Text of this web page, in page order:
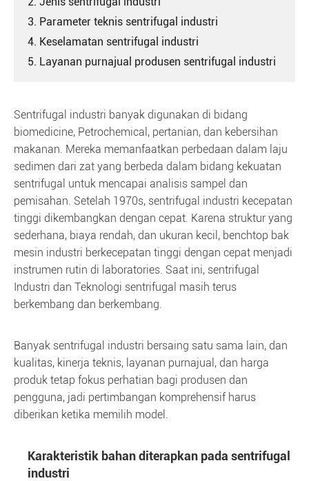
3. Parameter teknis sentrifugal industri
4. Keselamatan sentrifugal industri
5. Layanan purnajual produsen sentrifugal industri
Sentrifugal industri banyak digunakan di bidang
biomedicine, Petrochemical, pertanian, dan kebersihan
makanan. Mereka memanfaatkan perbedaan dalam laju
sedimen dari zat yang berbeda dalam bidang kekuatan
sentrifugal untuk mencapai analisis sampel dan
pemisahan. Setelah 1970s, sentrifugal industri kecepatan
tinggi dikembangkan dengan cepat. Karena struktur yang
sederhana, biaya rendah, dan ukuran kecil, benchtop bak
mesin industri berkecepatan tinggi dengan cepat menjadi
instrumen rutin di laboratories. Saat ini, sentrifugal
Industri dan Teknologi sentrifugal masih terus
berkembang dan berkembang.
Banyak sentrifugal industri bersaing satu sama lain, dan
kualitas, kinerja teknis, layanan purnajual, dan harga
produk tetap fokus perhatian bagi produsen dan
pengguna, jadi pertimbangan komprehensif harus
diberikan ketika memilih model.
Karakteristik bahan diterapkan pada sentrifugal
industri